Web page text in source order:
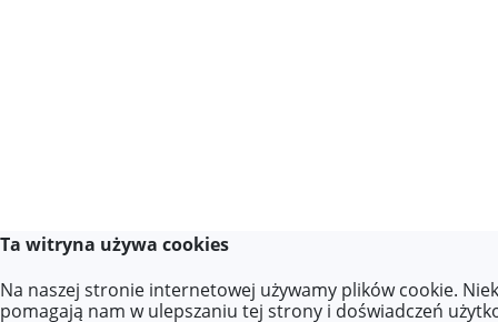
Ta witryna używa cookies
Na naszej stronie internetowej używamy plików cookie.
pomagają nam w ulepszaniu tej strony i doświadczeń